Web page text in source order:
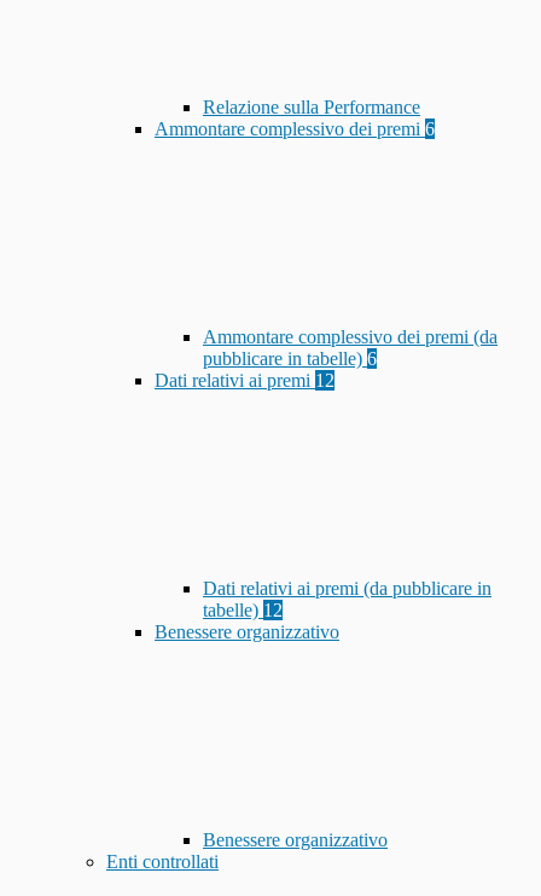
Relazione sulla Performance
Ammontare complessivo dei premi 6
Ammontare complessivo dei premi (da
pubblicare in tabelle) 6
Dati relativi ai premi 12
Dati relativi ai premi (da pubblicare in
tabelle) 12
Benessere organizzativo
Benessere organizzativo
Enti controllati